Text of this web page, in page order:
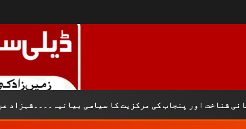
اور پنجاب کی مرکزیت کا سیاسی بیانیہ۔۔۔۔شہزاد عرفان